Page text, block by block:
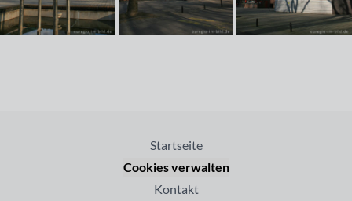
Startseite
Cookies verwalten
Kontakt